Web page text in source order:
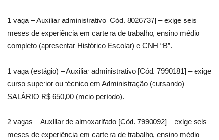
1 vaga – Auxiliar administrativo [Cód. 8026737] – exige seis
meses de experiência em carteira de trabalho, ensino médio
completo (apresentar Histórico Escolar) e CNH “B”.
1 vaga (estágio) – Auxiliar administrativo [Cód. 7990181] – exige
curso superior ou técnico em Administração (cursando) –
SALÁRIO R$ 650,00 (meio período).
2 vagas – Auxiliar de almoxarifado [Cód. 7990092] – exige seis
meses de experiência em carteira de trabalho, ensino médio